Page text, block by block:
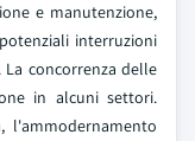
e manutenzione,
interruzioni
concorrenza delle
in alcuni settori.
l'ammodernamento